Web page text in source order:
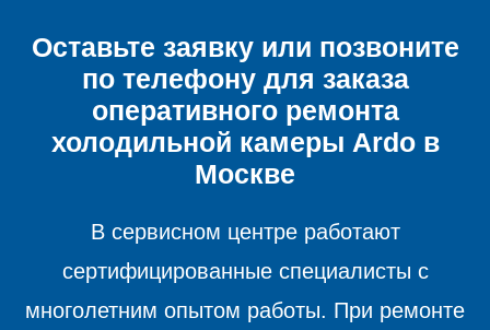
Оставьте заявку или позвоните
по телефону для заказа
оперативного ремонта
холодильной камеры Ardo в
Москве
В сервисном центре работают
сертифицированные специалисты с
многолетним опытом работы. При ремонте